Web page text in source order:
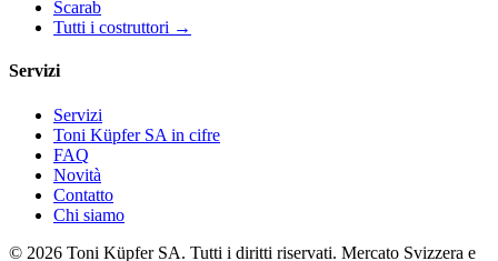
Scarab
Tutti i costruttori →
Servizi
Servizi
Toni Küpfer SA in cifre
FAQ
Novità
Contatto
Chi siamo
© 2026 Toni Küpfer SA. Tutti i diritti riservati. Mercato Svizzera e